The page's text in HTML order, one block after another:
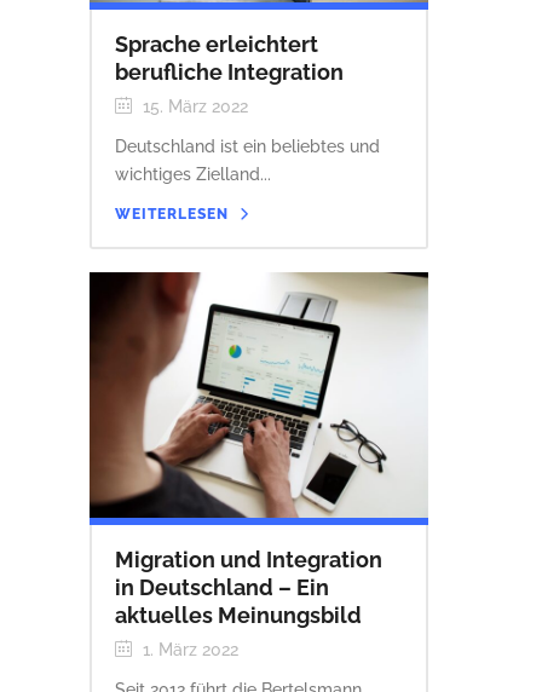
Sprache erleichtert
berufliche Integration
15. März 2022
Deutschland ist ein beliebtes und
wichtiges Zielland...
WEITERLESEN
Migration und Integration
in Deutschland – Ein
aktuelles Meinungsbild
1. März 2022